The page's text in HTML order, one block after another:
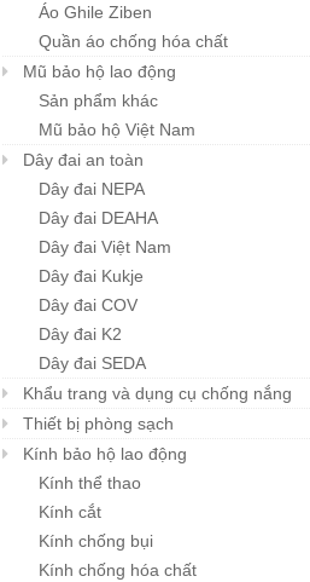
Áo Ghile Ziben
Quần áo chống hóa chất
Mũ bảo hộ lao động
Sản phẩm khác
Mũ bảo hộ Việt Nam
Dây đai an toàn
Dây đai NEPA
Dây đai DEAHA
Dây đai Việt Nam
Dây đai Kukje
Dây đai COV
Dây đai K2
Dây đai SEDA
Khẩu trang và dụng cụ chống nắng
Thiết bị phòng sạch
Kính bảo hộ lao động
Kính thể thao
Kính cắt
Kính chống bụi
Kính chống hóa chất
Chi tiết
Khẩu trang đa năng
Giá: liên hệ
Giá: liên hệ